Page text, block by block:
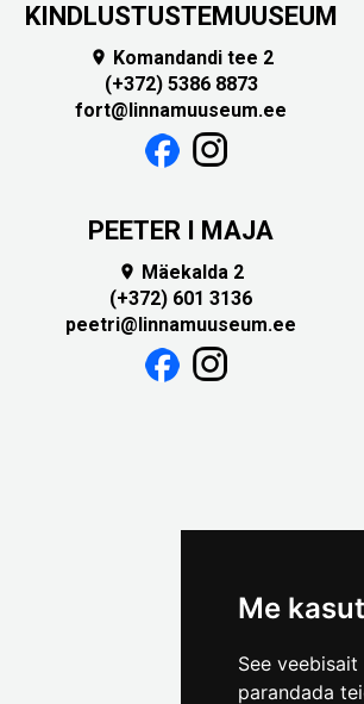
Me
See
parandada
KINDLUSTUSTEMUUSEUM
 Komandandi tee 2
(+372) 5386 8873
fort@linnamuuseum.ee
PEETER I MAJA
 Mäekalda 2
(+372) 601 3136
peetri@linnamuuseum.ee